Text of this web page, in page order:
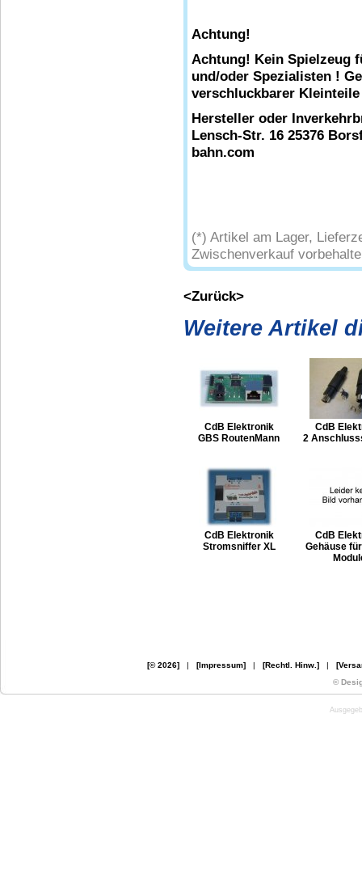
Achtung!
Achtung! Kein Spielzeug
und/oder Spezialisten !
verschluckbarer
Hersteller oder
Lensch-Str. 16 25376
bahn.com
(*) Artikel am Lager,
Zwischenverkauf
<Zurück>
Weitere Artikel
CdB Elektronik
GBS RoutenMann
CdB
2
CdB Elektronik
Stromsniffer XL
CdB
Gehäuse
[© 2026] | [Impressum] | [Rechtl. Hinw.] |
©